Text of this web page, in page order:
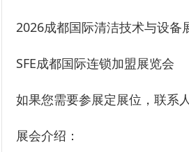
2026成都国际清洁技术与设备
SFE成都国际连锁加盟展览会
如果您需要参展定展位，联系
展会介绍：